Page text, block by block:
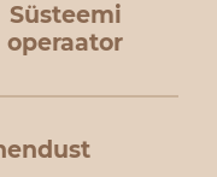
Süsteemi
operaator